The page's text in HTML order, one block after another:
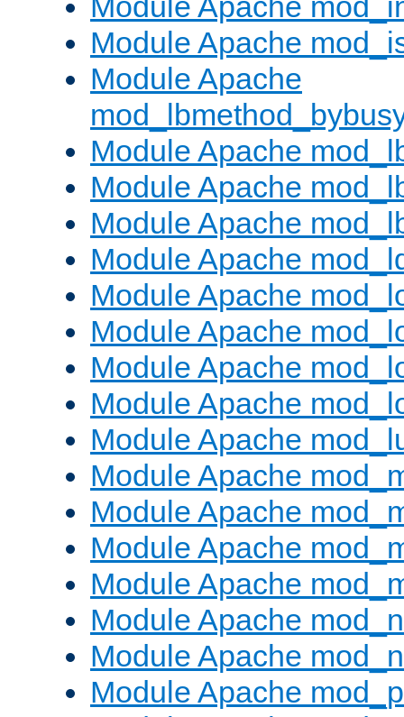
Module Apache
Module Apache
Module Apache
Module Apache
Module Apache
Module Apache
Module Apache
Module Apache
Module Apache
Module Apache
Module Apache
Module Apache
Module Apache
Module Apache
Module Apache
Module Apache
Module Apache
Module Apache